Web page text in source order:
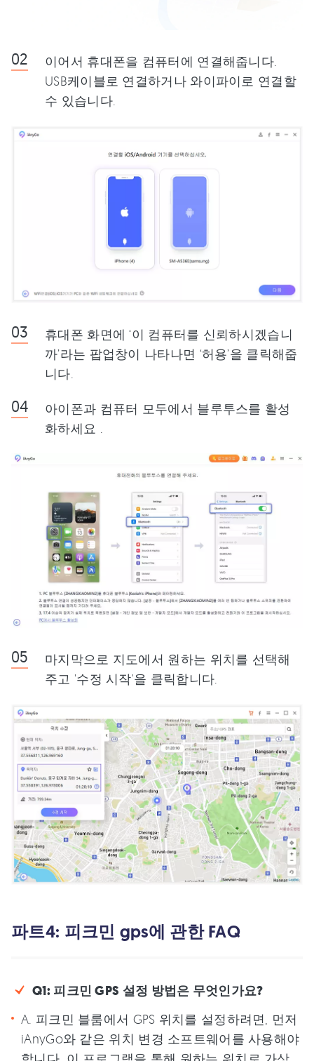
이어서 휴대폰을 컴퓨터에 연결해줍니다.
USB케이블로 연결하거나 와이파이로 연결할
수 있습니다.
휴대폰 화면에 ‘이 컴퓨터를 신뢰하시겠습니
까’라는 팝업창이 나타나면 ‘허용’을 클릭해줍
니다.
아이폰과 컴퓨터 모두에서 블루투스를 활성
화하세요 .
마지막으로 지도에서 원하는 위치를 선택해
주고 '수정 시작'을 클릭합니다.
파트4: 피크민 gps에 관한 FAQ
Q1: 피크민 GPS 설정 방법은 무엇인가요?
A. 피크민 블룸에서 GPS 위치를 설정하려면, 먼저
iAnyGo와 같은 위치 변경 소프트웨어를 사용해야